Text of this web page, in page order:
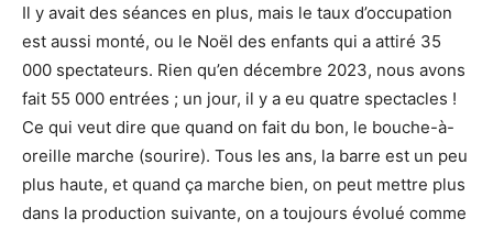
Il y avait des séances en plus, mais le taux d’occupation
est aussi monté, ou le Noël des enfants qui a attiré 35
000 spectateurs. Rien qu’en décembre 2023, nous avons
fait 55 000 entrées ; un jour, il y a eu quatre spectacles !
Ce qui veut dire que quand on fait du bon, le bouche-à-
oreille marche (sourire). Tous les ans, la barre est un peu
plus haute, et quand ça marche bien, on peut mettre plus
dans la production suivante, on a toujours évolué comme